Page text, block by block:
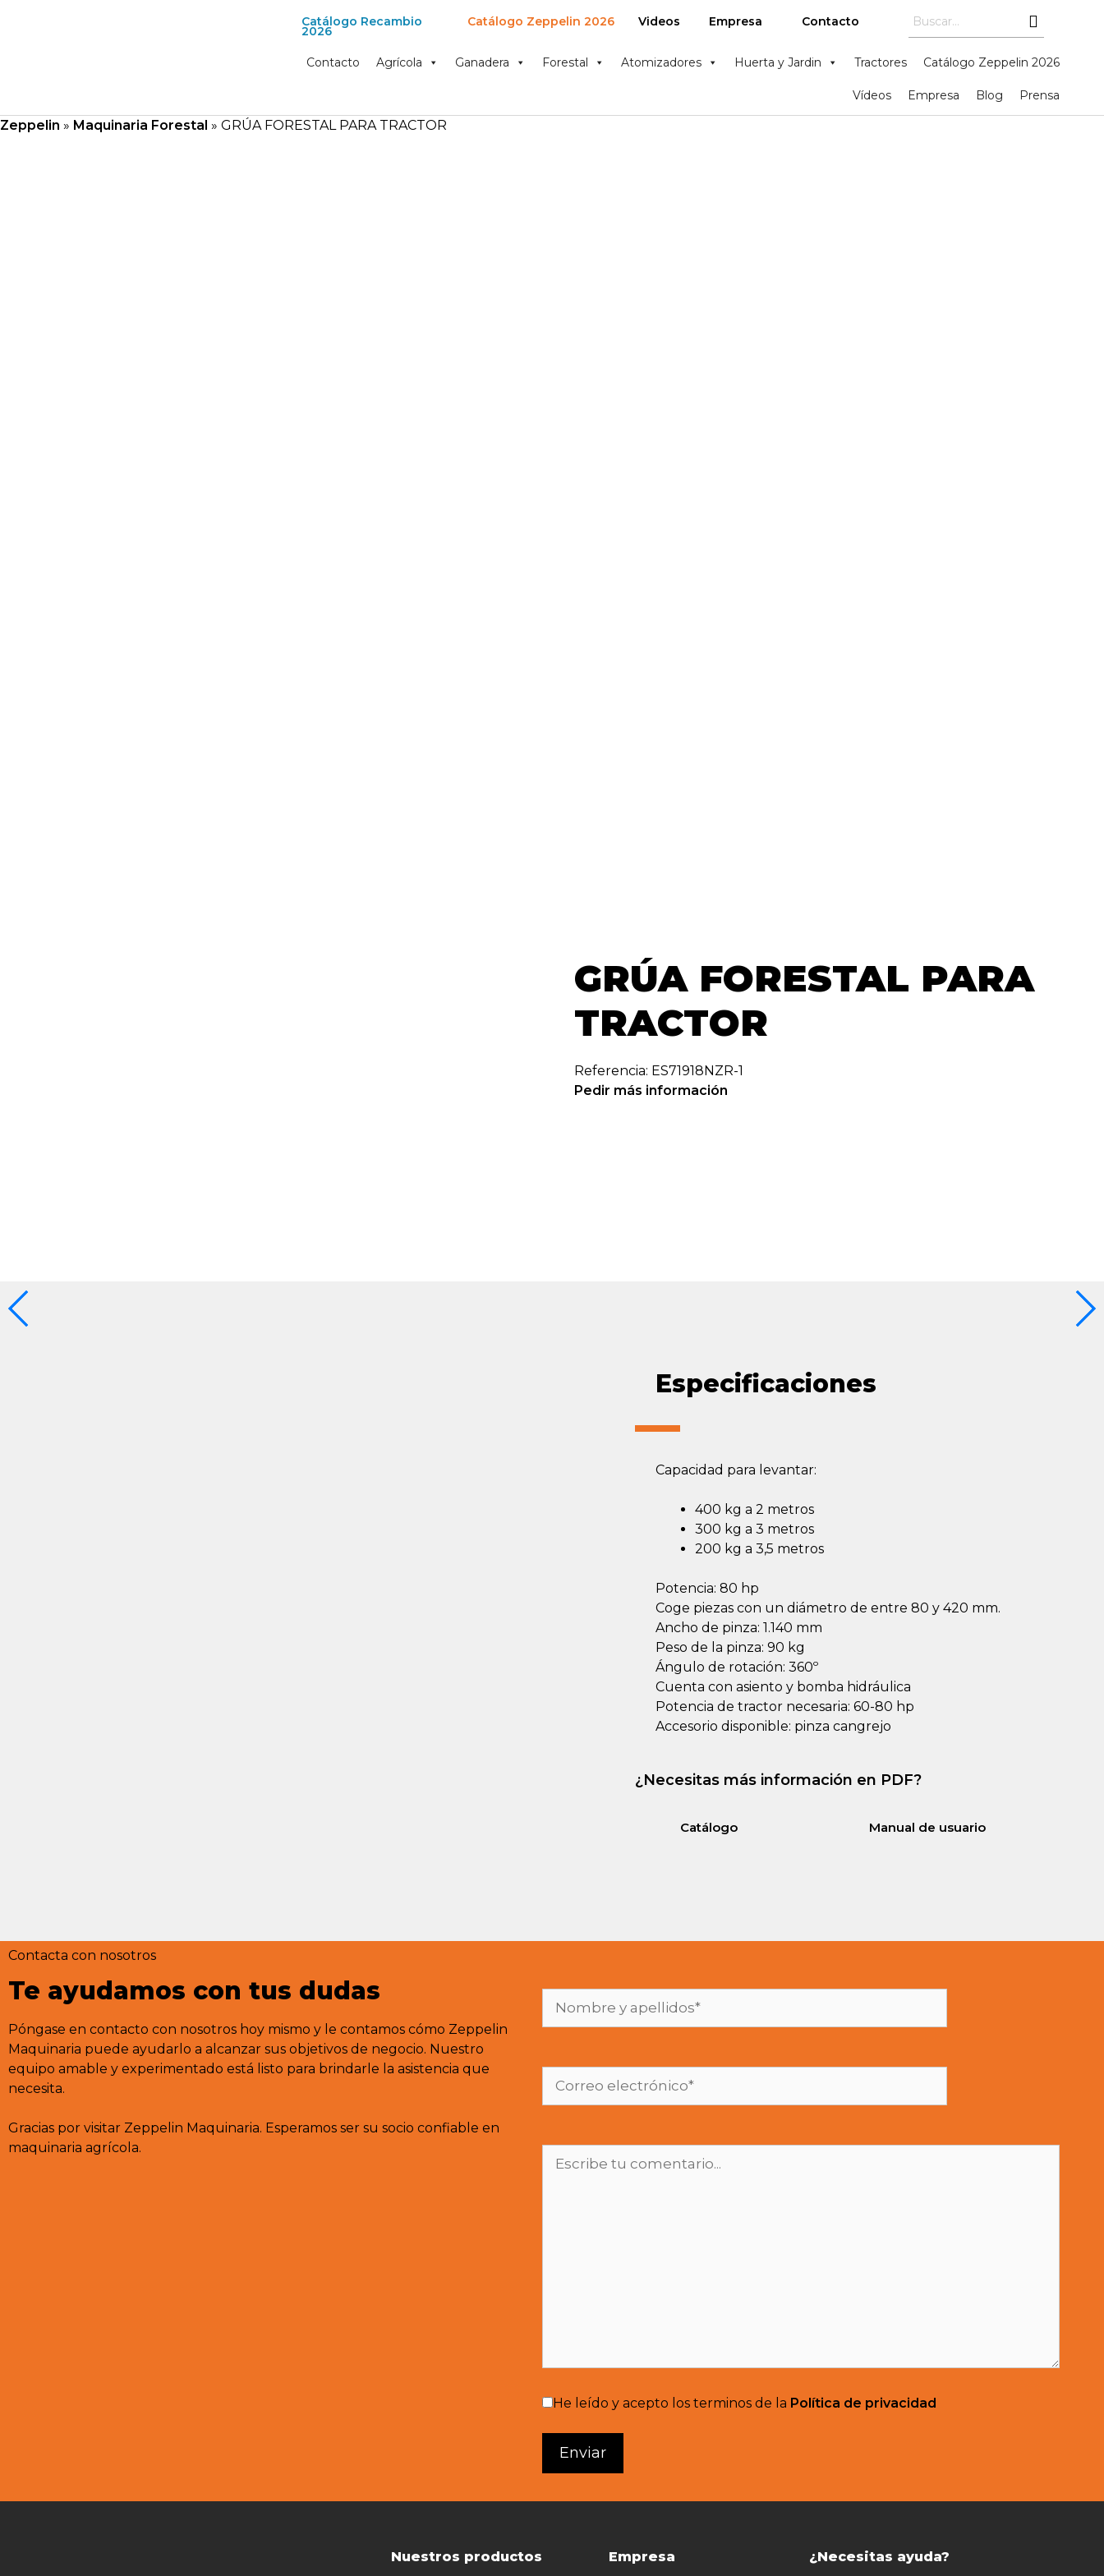
Catálogo Recambio
2026
Catálogo Zeppelin 2026 Videos Empresa Contacto
Contacto Agrícola Ganadera Forestal Atomizadores Huerta y Jardin Tractores Catálogo Zeppelin 2026
Vídeos Empresa Blog Prensa
Zeppelin » Maquinaria Forestal » GRÚA FORESTAL PARA TRACTOR
GRÚA FORESTAL PARA
TRACTOR
Referencia: ES71918NZR-1
Pedir más información
Especificaciones
Capacidad para levantar:
400 kg a 2 metros
300 kg a 3 metros
200 kg a 3,5 metros
Potencia: 80 hp
Coge piezas con un diámetro de entre 80 y 420 mm.
Ancho de pinza: 1.140 mm
Peso de la pinza: 90 kg
Ángulo de rotación: 360º
Cuenta con asiento y bomba hidráulica
Potencia de tractor necesaria: 60-80 hp
Accesorio disponible: pinza cangrejo
¿Necesitas más información en PDF?
Catálogo Manual de usuario
Contacta con nosotros
Te ayudamos con tus dudas
Póngase en contacto con nosotros hoy mismo y le contamos cómo Zeppelin
Maquinaria puede ayudarlo a alcanzar sus objetivos de negocio. Nuestro
equipo amable y experimentado está listo para brindarle la asistencia que
necesita.
Gracias por visitar Zeppelin Maquinaria. Esperamos ser su socio confiable en
maquinaria agrícola.
He leído y acepto los terminos de la Política de privacidad
Nuestros productos Empresa ¿Necesitas ayuda?